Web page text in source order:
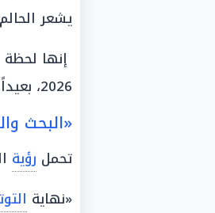
يشعر
إنها
2026، بعيداً عن قيود الذكريات التي لم تعد تجدي نفعاً.
«البحث
تحمل رؤية
«نهاية